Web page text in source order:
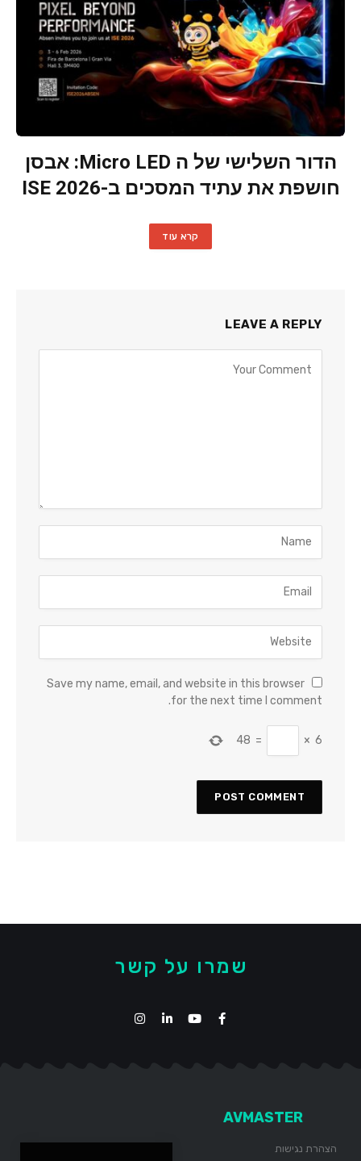
הדור השלישי של ה Micro LED: אבסן
חושפת את עתיד המסכים ב-ISE 2026
קרא עוד
LEAVE A REPLY
Save my name, email, and website in this browser
for the next time I comment.
6
×
=
48
שמרו על קשר
AVMASTER
הצהרת נגישות